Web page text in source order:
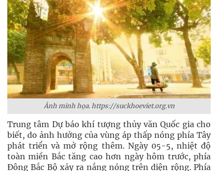
Ảnh minh họa. https://suckhoeviet.org.vn
Trung tâm Dự báo khí tượng thủy văn Quốc gia cho
biết, do ảnh hưởng của vùng áp thấp nóng phía Tây
phát triển và mở rộng thêm. Ngày 05-5, nhiệt độ
toàn miền Bắc tăng cao hơn ngày hôm trước, phía
Đông Bắc Bộ xảy ra nắng nóng trên diện rộng. Phía